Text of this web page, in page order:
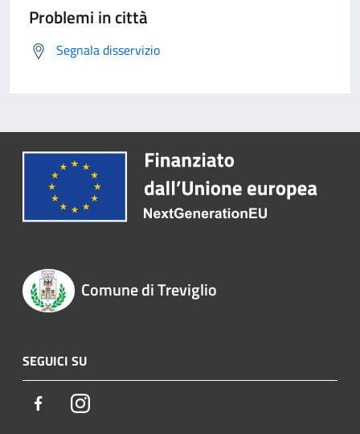
Problemi in città
Segnala disservizio
Comune di Treviglio
SEGUICI SU
FacebookInstagram